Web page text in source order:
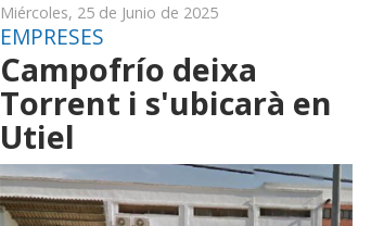
Miércoles, 25 de Junio de 2025
EMPRESES
Campofrío deixa
Torrent i s'ubicarà en
Utiel